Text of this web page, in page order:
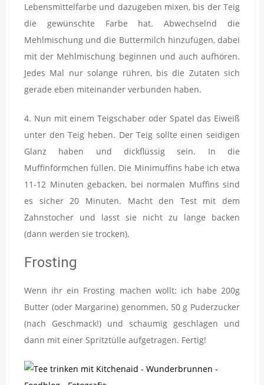
Lebensmittelfarbe und dazugeben mixen, bis der Teig
die gewünschte Farbe hat. Abwechselnd die
Mehlmischung und die Buttermilch hinzufügen, dabei
mit der Mehlmischung beginnen und auch aufhören.
Jedes Mal nur solange rühren, bis die Zutaten sich
gerade eben miteinander verbunden haben.
4. Nun mit einem Teigschaber oder Spatel das Eiweiß
unter den Teig heben. Der Teig sollte einen seidigen
Glanz haben und dickflüssig sein. In die
Muffinförmchen füllen. Die Minimuffins habe ich etwa
11-12 Minuten gebacken, bei normalen Muffins sind
es sicher 20 Minuten. Macht den Test mit dem
Zahnstocher und lasst sie nicht zu lange backen
(dann werden sie trocken).
Frosting
Wenn ihr ein Frosting machen wollt: ich habe 200g
Butter (oder Margarine) genommen, 50 g Puderzucker
(nach Geschmack!) und schaumig geschlagen und
dann mit einer Spritztülle aufgetragen. Fertig!